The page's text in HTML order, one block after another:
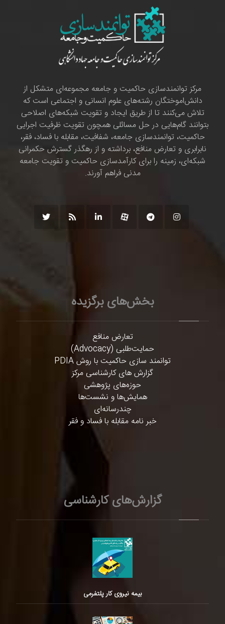
مرکز توانمندسازی حاکمیت و جامعه مجموعه‌ای متشکل از
دانش‌اموختگان رشته‌های علوم انسانی و اجتماعی است که
تلاش می‌کنند تا از طریق ایجاد و تقویت شبکه‌های اصلاحی
بتوانند گام‌هایی در حل مسائلی همچون تقویت ظرفیت اجرایی
حاکمیت، توانمندسازی جامعه، شفافیت، مقابله با فساد، فقر،
نابرابری و تعارض منافع، برداشته و از رهگذر گسترش حکمرانی
شبکه‌ای، زمینه را برای کارآمدسازی حاکمیت و تقویت جامعه
مدنی فراهم آورند.
بخش‌های برگزیده
تعارض منافع
حمایت‌طلبی (Advocacy)
توانمند سازی حاکمیت با روش PDIA
گزارش های کارشناسی مرکز
حوزه‌های پژوهشی
همایش‌ها و نشست‌ها
چندرسانه‌ای
خبر نامه مقابله با فساد و فقر
گزارش‌های کارشناسی
بیمه نیروی کار پلتفرمی